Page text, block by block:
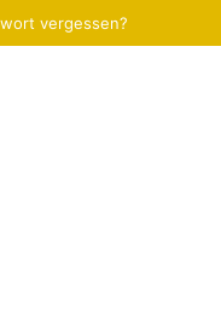
vergessen?